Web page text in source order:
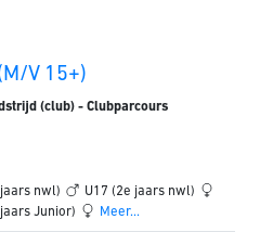
V 15+)
(club) - Clubparcours
nwl)
U17 (2e jaars nwl)
Junior) Meer...